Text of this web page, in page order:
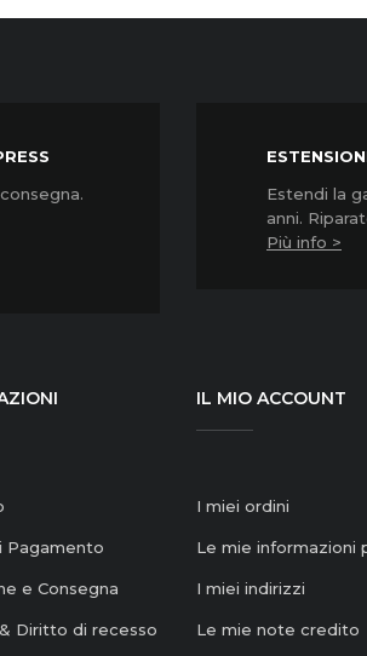
Estendi la
anni.
Più info >
Pagamento
e Consegna
Diritto di recesso
IL MIO ACCOUNT
I miei ordini
Le mie informazioni
I miei indirizzi
Le mie note credito